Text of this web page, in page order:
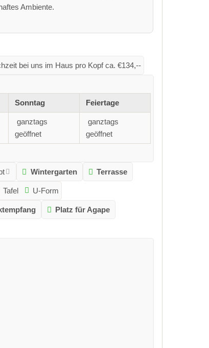
Ambiente.
bei uns im Haus pro Kopf ca. €134,--
Sonntag Feiertage
ganztags
geöffnet
ganztags
geöffnet
Wintergarten Terrasse
Tafel U-Form
Platz für Agape